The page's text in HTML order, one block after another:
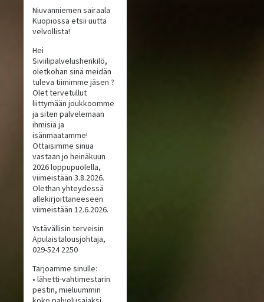
Niuvanniemen sairaala
Kuopiossa etsii uutta
velvollista!
Hei
Siviilipalvelushenkilö,
oletkohan sinä meidän
tuleva tiimimme jäsen ?
Olet tervetullut
liittymään joukkoomme
ja siten palvelemaan
ihmisiä ja
isänmaatamme!
Ottaisimme sinua
vastaan jo heinäkuun
2026 loppupuolella,
viimeistään 3.8.2026.
Olethan yhteydessä
allekirjoittaneeseen
viimeistään 12.6.2026.
Ystävällisin terveisin
Apulaistalousjohtaja,
029-524 2250
Tarjoamme sinulle:
• lähetti-vahtimestarin
pestin, mieluummin